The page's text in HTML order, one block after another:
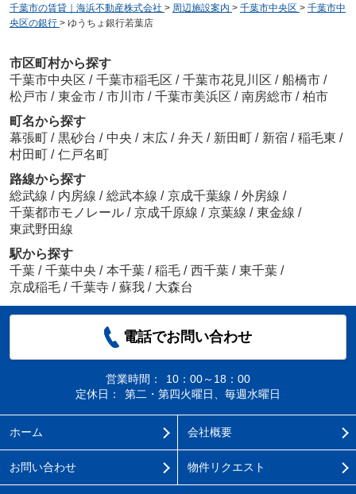
千葉市の賃貸｜海浜不動産株式会社 > 周辺施設案内 > 千葉市中央区 > 千葉市中
央区の銀行 > ゆうちょ銀行若葉店
市区町村から探す
千葉市中央区 / 千葉市稲毛区 / 千葉市花見川区 / 船橋市 /
松戸市 / 東金市 / 市川市 / 千葉市美浜区 / 南房総市 / 柏市
町名から探す
幕張町 / 黒砂台 / 中央 / 末広 / 弁天 / 新田町 / 新宿 / 稲毛東 /
村田町 / 仁戸名町
路線から探す
総武線 / 内房線 / 総武本線 / 京成千葉線 / 外房線 /
千葉都市モノレール / 京成千原線 / 京葉線 / 東金線 /
東武野田線
駅から探す
千葉 / 千葉中央 / 本千葉 / 稲毛 / 西千葉 / 東千葉 /
京成稲毛 / 千葉寺 / 蘇我 / 大森台
電話でお問い合わせ
営業時間：
10：00～18：00
定休日：
第二・第四火曜日、毎週水曜日
ホーム 会社概要
お問い合わせ 物件リクエスト